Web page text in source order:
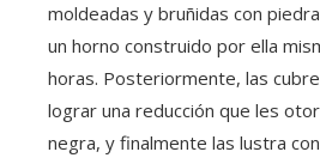
moldeadas y bruñidas con
un horno construido por ella
horas. Posteriormente, las
lograr una reducción que les
negra, y finalmente las lustra